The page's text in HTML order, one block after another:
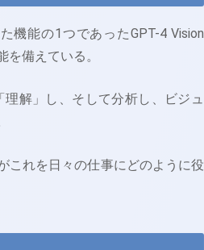
機能の1つであったGPT-4 Vision
備えている。
解」し、そして分析し、ビジュ
これを日々の仕事にどのように役